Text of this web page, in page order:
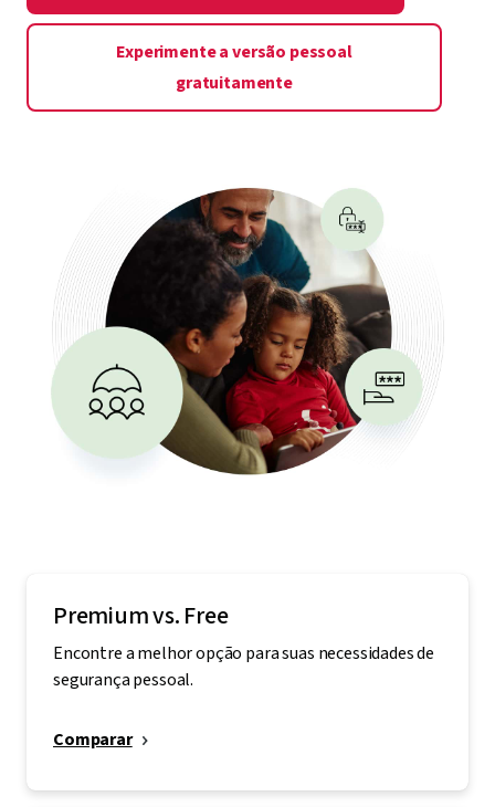
Experimente a versão pessoal
gratuitamente
Premium vs. Free
Encontre a melhor opção para suas necessidades de
segurança pessoal.
Comparar